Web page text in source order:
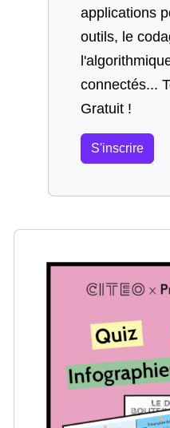
applications
outils, le
connectés...
Gratuit !
S'inscrire